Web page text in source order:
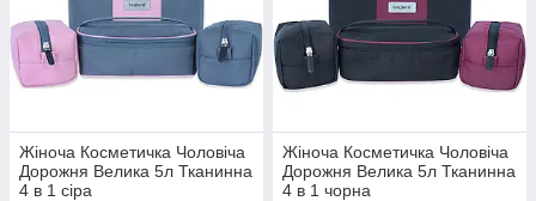
Жіноча Косметичка Чоловіча
Дорожня Велика 5л Тканинна
4 в 1 сіра
Жіноча Косметичка Чоловіча
Дорожня Велика 5л Тканинна
4 в 1 чорна